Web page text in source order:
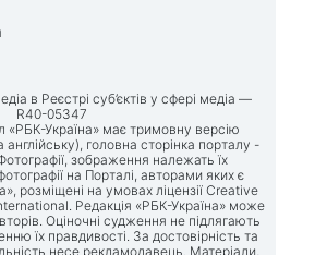
в Реєстрі суб’єктів у сфері медіа —
R40-05347
«РБК-Україна» має тримовну версію
англійську), головна сторінка порталу -
зображення належать їх
на Порталі, авторами яких є
розміщені на умовах ліцензії Creative
Редакція «РБК-Україна» може
Оціночні судження не підлягають
їх правдивості. За достовірність та
несе рекламодавець. Матеріали,